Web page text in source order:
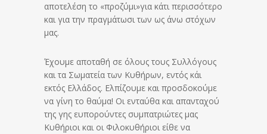
αποτελέση το «προζύμι»για κάτι περισσότερο
και για την πραγμάτωσι των ως άνω στόχων
μας.
Έχουμε αποταθή σε όλους τους Συλλόγους
και τα Σωματεία των Κυθήρων, εντός κάι
εκτός Ελλάδος. Ελπίζουμε και προσδοκούμε
να γίνη το θαύμα! Οι ενταύθα και απανταχού
της γης ευπορούντες συμπατριώτες μας
Κυθήριοι και οι Φιλοκυθήριοι είθε να